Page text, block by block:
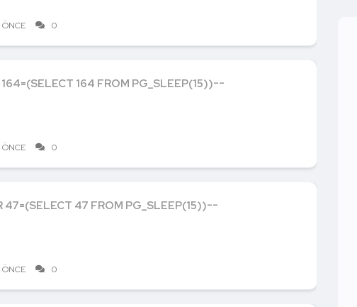
ÖNCE 0
164 FROM PG_SLEEP(15))--
ÖNCE 0
47=(SELECT 47 FROM PG_SLEEP(15))--
ÖNCE 0